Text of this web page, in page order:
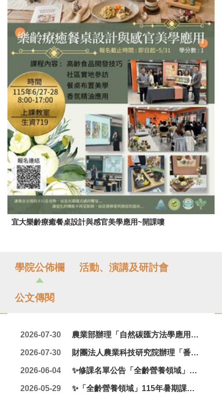
宜大樂齡療癒餐桌設計與感官美學應用~開課嘍
學院公佈欄 活動、演講及研討會
公文傳閱
2026-07-30 農業部辦理「自然碳匯方法學應用課程」8/25、9/8、9/23 三場次
2026-07-30 財團法人農業科技研究院辦理「番木瓜產業現況及海運外銷技術座談會」115.8.13
2026-06-04 ✨修課名單公告「全齡營養領域」115年暑期課程✨
2026-05-29 ✨「全齡營養領域」115年暑期課程✨～歡迎踴躍報名~｜教育部智慧健康產業跨領域生技人才培育計畫